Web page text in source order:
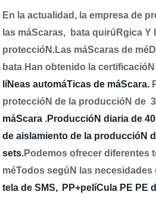
En la actualidad, la empresa de
las máScaras,
bata quirúRgica Y
proteccióN.Las máScaras de
bata Han obtenido la certificacióN
líNeas automáTicas de máScara.
proteccióN de la produccióN de
máScara .ProduccióN diaria de
de aislamiento de la produccióN
sets.Podemos ofrecer diferentes
méTodos segúN las necesidades
tela de SMS, PP+pelíCula PE PE